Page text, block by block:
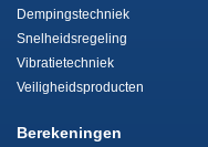
Dempingstechniek
Snelheidsregeling
Vibratietechniek
Veiligheidsproducten
Berekeningen